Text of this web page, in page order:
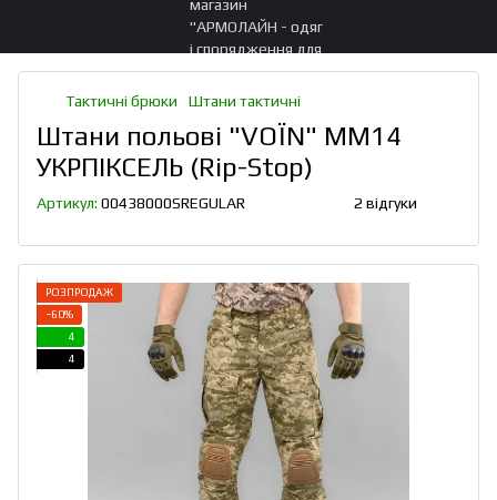
Тактичні брюки Штани тактичні
Штани польові "VOЇN" MM14
УКРПІКСЕЛЬ (Rip-Stop)
Артикул: 00438000SREGULAR 2 відгуки
РОЗПРОДАЖ
−60%
4
4